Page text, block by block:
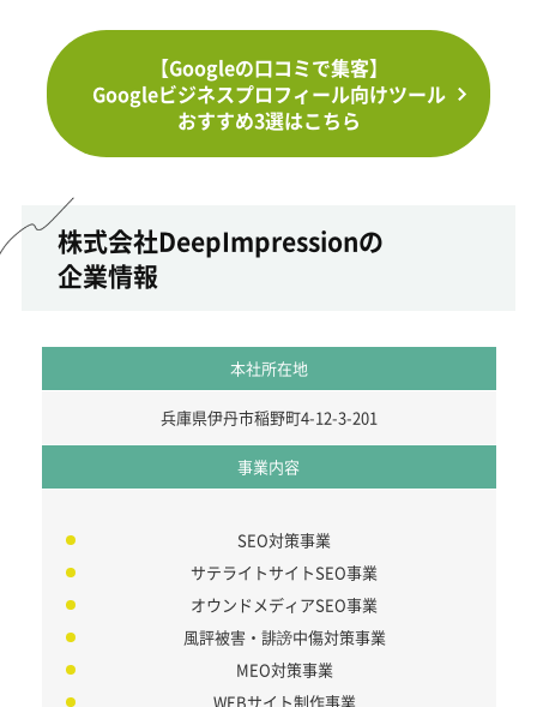
【Googleの口コミで集客】
Googleビジネスプロフィール向けツール
おすすめ3選はこちら
株式会社DeepImpressionの
企業情報
本社所在地
兵庫県伊丹市稲野町4-12-3-201
事業内容
SEO対策事業
サテライトサイトSEO事業
オウンドメディアSEO事業
風評被害・誹謗中傷対策事業
MEO対策事業
WEBサイト制作事業